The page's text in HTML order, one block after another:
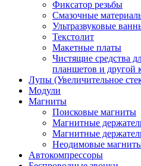
Фиксатор резьбы
Смазочные
Ультразвуковые
Текстолит
Макетные платы
Чистящие средства
планшетов и другой
Лупы (Увеличительное
Модули
Магниты
Поисковые магниты
Магнитные
Магнитные
Неодимовые
Автокомпрессоры